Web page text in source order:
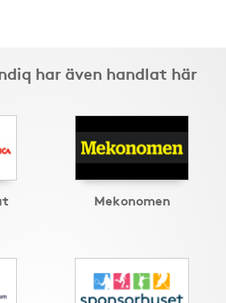
har även handlat här
Mekonomen